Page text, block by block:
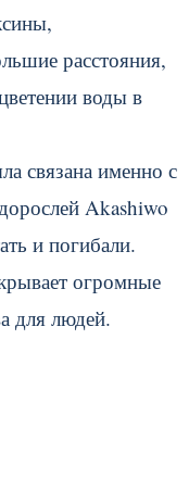
расстояния,
воды в
связана именно с
Akashiwo
и погибали.
огромные
для людей.